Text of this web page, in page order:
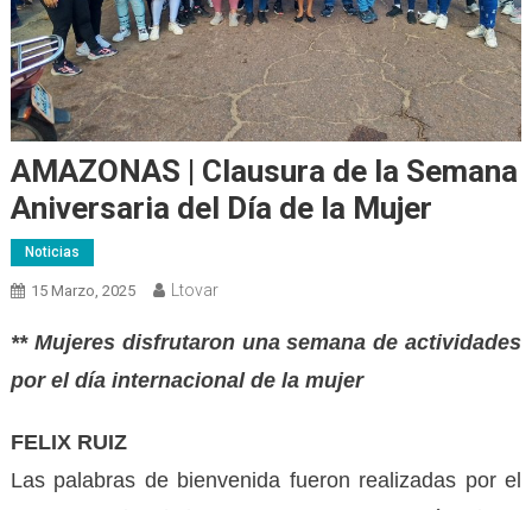
AMAZONAS | Clausura de la Semana
Aniversaria del Día de la Mujer
Noticias
15 Marzo, 2025 Ltovar
** Mujeres disfrutaron una semana de actividades
por el día internacional de la mujer
FELIX RUIZ
Las palabras de bienvenida fueron realizadas por el